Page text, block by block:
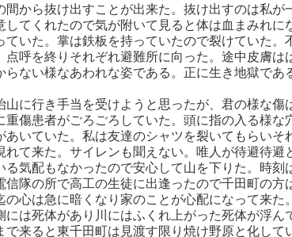
から抜け出すことが出来た。抜け出すのは私が
てくれたので気が附いて見ると体は血まみれに
いた。掌は鉄板を持っていたので裂けていた。
呼を終りそれぞれ避難所に向った。途中皮膚は
ない様なあわれな姿である。正に生き地獄であ
に行き手当を受けようと思ったが、君の様な傷
傷患者がごろごろしていた。頭に指の入る様な
いていた。私は友達のシャツを裂いてもらいそ
て来た。サイレンも聞えない。唯人が待避待避
気配もなかったので安心して山を下りた。時刻
隊の所で高工の生徒に出逢ったので千田町の方
心は急に暗くなり家のことが心配になって来た
は死体があり川にはふくれ上がった死体が浮ん
来ると東千田町は見渡す限り焼け野原と化して